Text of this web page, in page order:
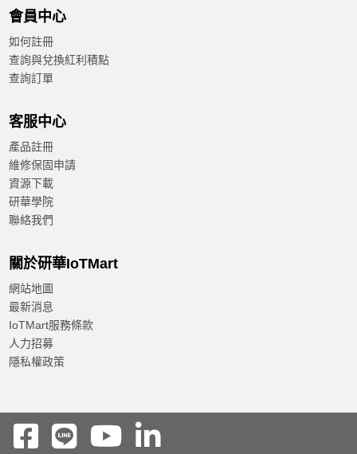
會員中心
如何註冊
查詢與兌換紅利積點
查詢訂單
客服中心
產品註冊
維修保固申請
資源下載
研華學院
聯絡我們
關於研華IoTMart
網站地圖
最新消息
IoTMart服務條款
人力招募
隱私權政策